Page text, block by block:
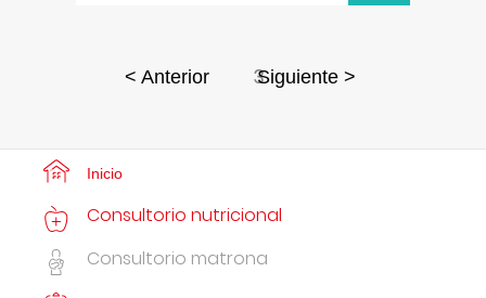
< Anterior 3Siguiente >
Inicio
Consultorio nutricional
Consultorio matrona